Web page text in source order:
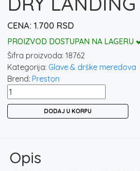
1.700 RSD
PROIZVOD DOSTUPAN NA LAGERU
Šifra proizvoda: 18762
Kategorija: Glave & drške meredova
Brend: Preston
PRESTON
16”
količina
DODAJ U KORPU
Opis